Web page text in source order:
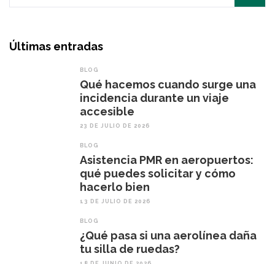
Últimas entradas
BLOG
Qué hacemos cuando surge una
incidencia durante un viaje
accesible
23 DE JULIO DE 2026
BLOG
Asistencia PMR en aeropuertos:
qué puedes solicitar y cómo
hacerlo bien
13 DE JULIO DE 2026
BLOG
¿Qué pasa si una aerolínea daña
tu silla de ruedas?